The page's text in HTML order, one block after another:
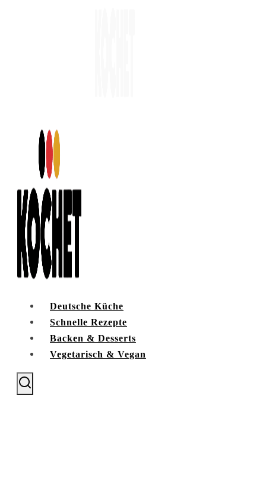
Deutsche Küche
Schnelle Rezepte
Backen & Desserts
Vegetarisch & Vegan